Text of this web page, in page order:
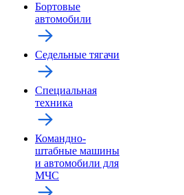
Бортовые
автомобили
Седельные тягачи
Специальная
техника
Командно-
штабные машины
и автомобили для
МЧС